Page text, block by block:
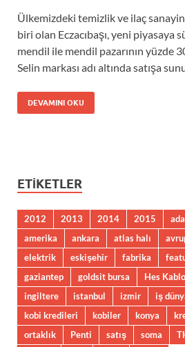
Ülkemizdeki temizlik ve ilaç
biri olan Eczacıbaşı, yeni piyasaya
mendil ile mendil pazarının yüzde
Selin markası adı altında satışa
DEVAMINI OKU
ETIKETLER
2012 2013 2014 2015
amerika
ankara atlas halı
elektrik
eskişehir fabrika
gaziantep
goldsit bursa Hes Kablo
ingiltere
istanbul izmir iş
kobi kredileri
kobiler konya
ortaklık
Penti satış soma